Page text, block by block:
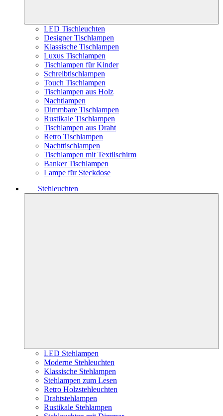
LED Tischleuchten
Designer Tischlampen
Klassische Tischlampen
Luxus Tischlampen
Tischlampen für Kinder
Schreibtischlampen
Touch Tischlampen
Tischlampen aus Holz
Nachtlampen
Dimmbare Tischlampen
Rustikale Tischlampen
Tischlampen aus Draht
Retro Tischlampen
Nachttischlampen
Tischlampen mit Textilschirm
Banker Tischlampen
Lampe für Steckdose
Stehleuchten
LED Stehlampen
Moderne Stehleuchten
Klassische Stehlampen
Stehlampen zum Lesen
Retro Holzstehleuchten
Drahtstehlampen
Rustikale Stehlampen